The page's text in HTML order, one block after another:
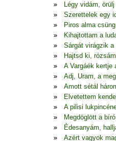
Légy vidám,
Szerettelek egy
Piros alma
Kihajtottam a
Sárgát virágzik a
Hajtsd ki,
A Vargáék kertje
Adj, Uram, a
Amott sétál
Elvetettem
A pilisi
Megdöglött a
Édesanyám,
Azért vagyok